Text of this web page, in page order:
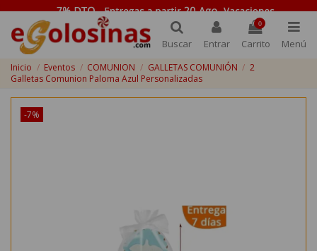
Buscar Entrar
0
Carrito Menú
Inicio Eventos COMUNION GALLETAS COMUNIÓN
2
Galletas Comunion Paloma Azul Personalizadas
-7%